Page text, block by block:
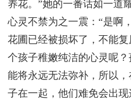
养花。”她的一番话如一道
心灵不禁为之一震：“是啊
花圃已经被损坏了，不能
个孩子稚嫩纯洁的心灵呢
能将永远无法弥补，所以
子在一起，他们难免会出